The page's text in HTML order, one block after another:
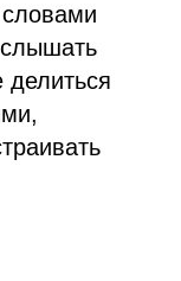
словами
слышать
делиться